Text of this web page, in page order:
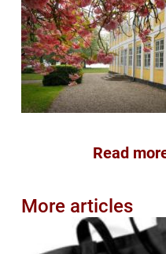
Read
More articles